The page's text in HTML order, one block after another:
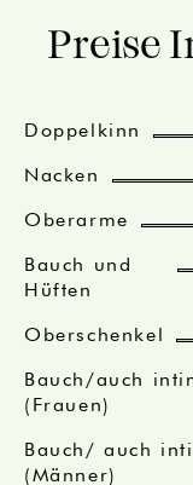
Preise
Doppelkinn
Nacken
Oberarme
Bauch und
Hüften
Oberschenkel
Bauch/auch
(Frauen)
Bauch/ auch
(Männer)